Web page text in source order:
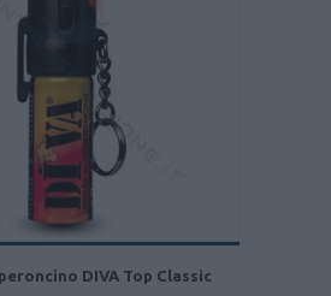
DIVA Top Classic